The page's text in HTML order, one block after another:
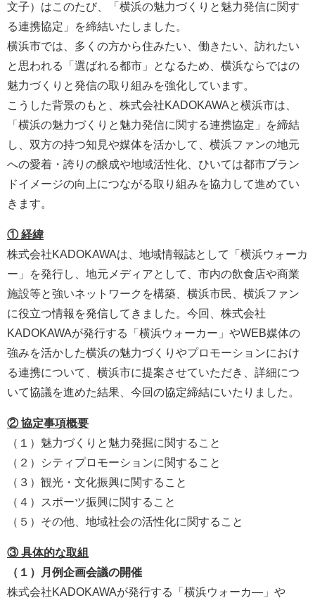
文子）はこのたび、「横浜の魅力づくりと魅力発信に関す
る連携協定」を締結いたしました。
横浜市では、多くの方から住みたい、働きたい、訪れたい
と思われる「選ばれる都市」となるため、横浜ならではの
魅力づくりと発信の取り組みを強化しています。
こうした背景のもと、株式会社KADOKAWAと横浜市は、
「横浜の魅力づくりと魅力発信に関する連携協定」を締結
し、双方の持つ知見や媒体を活かして、横浜ファンの地元
への愛着・誇りの醸成や地域活性化、ひいては都市ブラン
ドイメージの向上につながる取り組みを協力して進めてい
きます。
① 経緯
株式会社KADOKAWAは、地域情報誌として「横浜ウォーカ
ー」を発行し、地元メディアとして、市内の飲食店や商業
施設等と強いネットワークを構築、横浜市民、横浜ファン
に役立つ情報を発信してきました。今回、株式会社
KADOKAWAが発行する「横浜ウォーカー」やWEB媒体の
強みを活かした横浜の魅力づくりやプロモーションにおけ
る連携について、横浜市に提案させていただき、詳細につ
いて協議を進めた結果、今回の協定締結にいたりました。
② 協定事項概要
（１）魅力づくりと魅力発掘に関すること
（２）シティプロモーションに関すること
（３）観光・文化振興に関すること
（４）スポーツ振興に関すること
（５）その他、地域社会の活性化に関すること
③ 具体的な取組
（１）月例企画会議の開催
株式会社KADOKAWAが発行する「横浜ウォーカ―」や